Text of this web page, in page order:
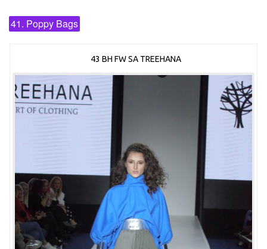
41. Poppy Bags
43 BH FW SA TREEHANA